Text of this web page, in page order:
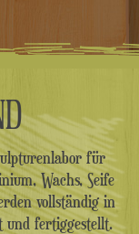
für
Wachs, Seife
vollständig in
und fertiggestellt.